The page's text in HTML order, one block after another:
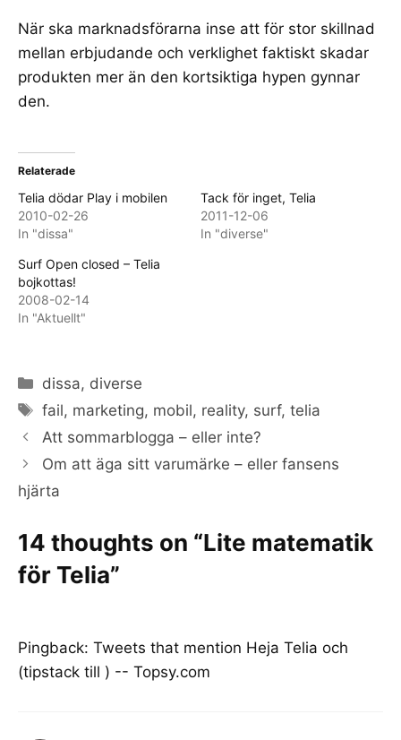
När ska marknadsförarna inse att för stor skillnad
mellan erbjudande och verklighet faktiskt skadar
produkten mer än den kortsiktiga hypen gynnar
den.
Relaterade
Telia dödar Play i mobilen
2010-02-26
In "dissa"
Tack för inget, Telia
2011-12-06
In "diverse"
Surf Open closed – Telia
bojkottas!
2008-02-14
In "Aktuellt"
Categories
dissa, diverse
Tags
fail, marketing, mobil, reality, surf,telia
Att sommarblogga – eller inte?
Om att äga sitt varumärke – eller fansens
hjärta
14 thoughts on “Lite matematik
för Telia”
Pingback: Tweets that mention Heja Telia och
(tipstack till ) -- Topsy.com